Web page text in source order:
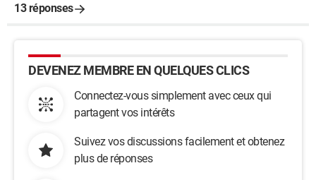
13 réponses
DEVENEZ MEMBRE EN QUELQUES CLICS
Connectez-vous simplement avec ceux qui
partagent vos intérêts
Suivez vos discussions facilement et obtenez
plus de réponses